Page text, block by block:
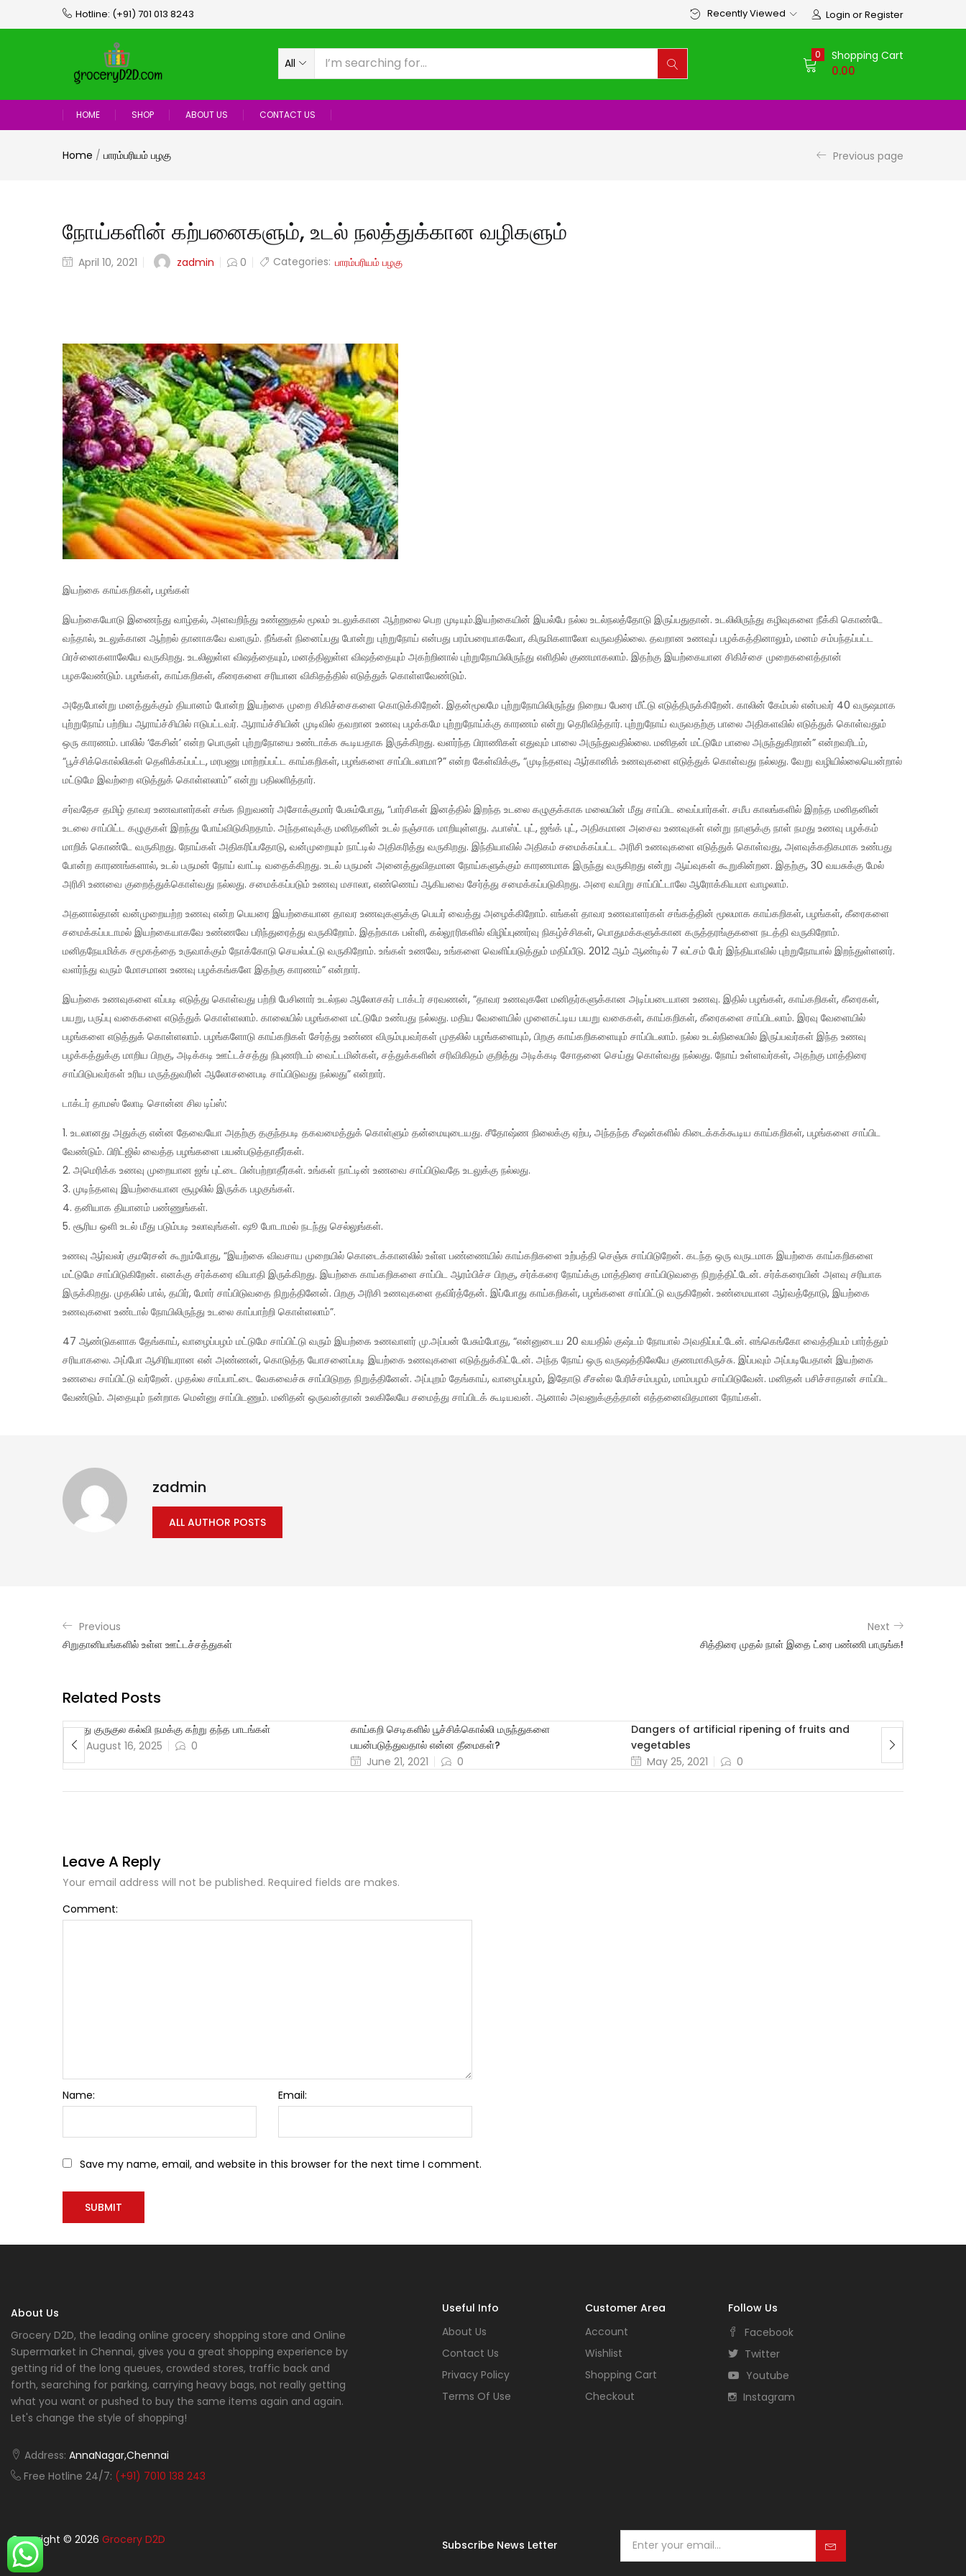
Hotline: (+91) 701 013 8243 Login or Register
Recently Viewed
All
0 Shopping Cart
0.00
HOME SHOP ABOUT US CONTACT US
Home / பாரம்பரியம் பழகு Previous page
நோய்களின் கற்பனைகளும், உடல் நலத்துக்கான வழிகளும்
April 10, 2021 zadmin 0 Categories: பாரம்பரியம் பழகு
இயற்கை காய்கறிகள், பழங்கள்
இயற்கையோடு இணைந்து வாழ்தல், அளவறிந்து உண்ணுதல் மூலம் உடலுக்கான ஆற்றலை பெற முடியும்.இயற்கையின் இயல்பே நல்ல உடல்நலத்தோடு இருப்பதுதான். உடலிலிருந்து கழிவுகளை நீக்கி கொண்டே
வந்தால், உடலுக்கான ஆற்றல் தானாகவே வளரும். நீங்கள் நினைப்பது போன்று புற்றுநோய் என்பது பரம்பரையாகவோ, கிருமிகளாலோ வருவதில்லை. தவறான உணவுப் பழக்கத்தினாலும், மனம் சம்பந்தப்பட்ட
பிரச்னைகளாலேயே வருகிறது. உடலிலுள்ள விஷத்தையும், மனத்திலுள்ள விஷத்தையும் அகற்றினால் புற்றுநோயிலிருந்து எளிதில் குணமாகலாம். இதற்கு இயற்கையான சிகிச்சை முறைகளைத்தான்
பழகவேண்டும். பழங்கள், காய்கறிகள், கீரைகளை சரியான விகிதத்தில் எடுத்துக் கொள்ளவேண்டும்.
அதேபோன்று மனத்துக்கும் தியானம் போன்ற இயற்கை முறை சிகிச்சைகளை கொடுக்கிறேன். இதன்மூலமே புற்றுநோயிலிருந்து நிறைய பேரை மீட்டு எடுத்திருக்கிறேன். காலின் கேம்பல் என்பவர் 40 வருஷமாக
புற்றுநோய் பற்றிய ஆராய்ச்சியில் ஈடுபட்டவர். ஆராய்ச்சியின் முடிவில் தவறான உணவு பழக்கமே புற்றுநோய்க்கு காரணம் என்று தெரிவித்தார். புற்றுநோய் வருவதற்கு பாலை அதிகளவில் எடுத்துக் கொள்வதும்
ஒரு காரணம். பாலில் ‘கேசின்’ என்ற பொருள் புற்றுநோயை உண்டாக்க கூடியதாக இருக்கிறது. வளர்ந்த பிராணிகள் எதுவும் பாலை அருந்துவதில்லை. மனிதன் மட்டுமே பாலை அருந்துகிறான்” என்றவரிடம்,
“பூச்சிக்கொல்லிகள் தெளிக்கப்பட்ட, மரபணு மாற்றப்பட்ட காய்கறிகள், பழங்களை சாப்பிடலாமா?” என்ற கேள்விக்கு, “முடிந்தளவு ஆர்கானிக் உணவுகளை எடுத்துக் கொள்வது நல்லது. வேறு வழியில்லையென்றால்
மட்டுமே இவற்றை எடுத்துக் கொள்ளலாம்” என்று பதிலளித்தார்.
சர்வதேச தமிழ் தாவர உணவாளர்கள் சங்க நிறுவனர் அசோக்குமார் பேசும்போது, “பார்சிகள் இனத்தில் இறந்த உடலை கழுகுக்காக மலையின் மீது சாப்பிட வைப்பார்கள். சமீப காலங்களில் இறந்த மனிதனின்
உடலை சாப்பிட்ட கழுகுகள் இறந்து போய்விடுகிறதாம். அந்தளவுக்கு மனிதனின் உடல் நஞ்சாக மாறியுள்ளது. ஃபாஸ்ட் புட், ஜங்க் புட், அதிகமான அசைவ உணவுகள் என்று நாளுக்கு நாள் நமது உணவு பழக்கம்
மாறிக் கொண்டே வருகிறது. நோய்கள் அதிகரிப்பதோடு, வன்முறையும் நாட்டில் அதிகரித்து வருகிறது. இந்தியாவில் அதிகம் சமைக்கப்பட்ட அரிசி உணவுகளை எடுத்துக் கொள்வது, அளவுக்கதிகமாக உண்பது
போன்ற காரணங்களால், உடல் பருமன் நோய் வாட்டி வதைக்கிறது. உடல் பருமன் அனைத்துவிதமான நோய்களுக்கும் காரணமாக இருந்து வருகிறது என்று ஆய்வுகள் கூறுகின்றன. இதற்கு, 30 வயசுக்கு மேல்
அரிசி உணவை குறைத்துக்கொள்வது நல்லது. சமைக்கப்படும் உணவு மசாலா, எண்ணெய் ஆகியவை சேர்த்து சமைக்கப்படுகிறது. அரை வயிறு சாப்பிட்டாலே ஆரோக்கியமா வாழலாம்.
அதனால்தான் வன்முறையற்ற உணவு என்ற பெயரை இயற்கையான தாவர உணவுகளுக்கு பெயர் வைத்து அழைக்கிறோம். எங்கள் தாவர உணவாளர்கள் சங்கத்தின் மூலமாக காய்கறிகள், பழங்கள், கீரைகளை
சமைக்கப்படாமல் இயற்கையாகவே உண்ணவே பரிந்துரைத்து வருகிறோம். இதற்காக பள்ளி, கல்லூரிகளில் விழிப்புணர்வு நிகழ்ச்சிகள், பொதுமக்களுக்கான கருத்தரங்குகளை நடத்தி வருகிறோம்.
மனிதநேயமிக்க சமூகத்தை உருவாக்கும் நோக்கோடு செயல்பட்டு வருகிறோம். உங்கள் உணவே, உங்களை வெளிப்படுத்தும் மதிப்பீடு. 2012 ஆம் ஆண்டில் 7 லட்சம் பேர் இந்தியாவில் புற்றுநோயால் இறந்துள்ளனர்.
வளர்ந்து வரும் மோசமான உணவு பழக்கங்களே இதற்கு காரணம்” என்றார்.
இயற்கை உணவுகளை எப்படி எடுத்து கொள்வது பற்றி பேசினார் உடல்நல ஆலோசகர் டாக்டர் சரவணன், “தாவர உணவுகளே மனிதர்களுக்கான அடிப்படையான உணவு. இதில் பழங்கள், காய்கறிகள், கீரைகள்,
பயறு, பருப்பு வகைகளை எடுத்துக் கொள்ளலாம். காலையில் பழங்களை மட்டுமே உண்பது நல்லது. மதிய வேளையில் முளைகட்டிய பயறு வகைகள், காய்கறிகள், கீரைகளை சாப்பிடலாம். இரவு வேளையில்
பழங்களை எடுத்துக் கொள்ளலாம். பழங்களோடு காய்கறிகள் சேர்த்து உண்ண விரும்புபவர்கள் முதலில் பழங்களையும், பிறகு காய்கறிகளையும் சாப்பிடலாம். நல்ல உடல்நிலையில் இருப்பவர்கள் இந்த உணவு
பழக்கத்துக்கு மாறிய பிறகு, அடிக்கடி ஊட்டச்சத்து நிபுணரிடம் வைட்டமின்கள், சத்துக்களின் சரிவிகிதம் குறித்து அடிக்கடி சோதனை செய்து கொள்வது நல்லது. நோய் உள்ளவர்கள், அதற்கு மாத்திரை
சாப்பிடுபவர்கள் உரிய மருத்துவரின் ஆலோசனைபடி சாப்பிடுவது நல்லது” என்றார்.
டாக்டர் தாமஸ் லோடி சொன்ன சில டிப்ஸ்:
1. உடலானது அதுக்கு என்ன தேவையோ அதற்கு தகுந்தபடி தகவமைத்துக் கொள்ளும் தன்மையுடையது. சீதோஷ்ண நிலைக்கு ஏற்ப, அந்தந்த சீஷன்களில் கிடைக்கக்கூடிய காய்கறிகள், பழங்களை சாப்பிட
வேண்டும். பிரிட்ஜில் வைத்த பழங்களை பயன்படுத்தாதீர்கள்.
2. அமெரிக்க உணவு முறையான ஜங் புட்டை பின்பற்றாதீர்கள். உங்கள் நாட்டின் உணவை சாப்பிடுவதே உடலுக்கு நல்லது.
3. முடிந்தளவு இயற்கையான சூழலில் இருக்க பழகுங்கள்.
4. தனியாக தியானம் பண்ணுங்கள்.
5. சூரிய ஒளி உடல் மீது படும்படி உலாவுங்கள். ஷூ போடாமல் நடந்து செல்லுங்கள்.
உணவு ஆர்வலர் குமரேசன் கூறும்போது, “இயற்கை விவசாய முறையில் கொடைக்கானலில் உள்ள பண்ணையில் காய்கறிகளை உற்பத்தி செஞ்சு சாப்பிடுறேன். கடந்த ஒரு வருடமாக இயற்கை காய்கறிகளை
மட்டுமே சாப்பிடுகிறேன். எனக்கு சர்க்கரை வியாதி இருக்கிறது. இயற்கை காய்கறிகளை சாப்பிட ஆரம்பிச்ச பிறகு, சர்க்கரை நோய்க்கு மாத்திரை சாப்பிடுவதை நிறுத்திட்டேன். சர்க்கரையின் அளவு சரியாக
இருக்கிறது. முதலில் பால், தயிர், மோர் சாப்பிடுவதை நிறுத்தினேன். பிறகு அரிசி உணவுகளை தவிர்த்தேன். இப்போது காய்கறிகள், பழங்களை சாப்பிட்டு வருகிறேன். உண்மையான ஆர்வத்தோடு, இயற்கை
உணவுகளை உண்டால் நோயிலிருந்து உடலை காப்பாற்றி கொள்ளலாம்”.
47 ஆண்டுகளாக தேங்காய், வாழைப்பழம் மட்டுமே சாப்பிட்டு வரும் இயற்கை உணவாளர் மு.அப்பன் பேசும்போது, “என்னுடைய 20 வயதில் குஷ்டம் நோயால் அவதிப்பட்டேன். எங்கெங்கோ வைத்தியம் பார்த்தும்
சரியாகலை. அப்போ ஆசிரியரான என் அண்ணன், கொடுத்த யோசனைப்படி இயற்கை உணவுகளை எடுத்துக்கிட்டேன். அந்த நோய் ஒரு வருஷத்திலேயே குணமாகிருச்சு. இப்பவும் அப்படியேதான் இயற்கை
உணவை சாப்பிட்டு வர்றேன். முதல்ல சாப்பாட்டை வேகவைச்சு சாப்பிடுறத நிறுத்தினேன். அப்புறம் தேங்காய், வாழைப்பழம், இதோடு சீசன்ல பேரிச்சம்பழம், மாம்பழம் சாப்பிடுவேன். மனிதன் பசிச்சாதான் சாப்பிட
வேண்டும். அதையும் நன்றாக மென்னு சாப்பிடணும். மனிதன் ஒருவன்தான் உலகிலேயே சமைத்து சாப்பிடக் கூடியவன். ஆனால் அவனுக்குத்தான் எத்தனைவிதமான நோய்கள்.
zadmin
ALL AUTHOR POSTS
Previous
சிறுதானியங்களில் உள்ள ஊட்டச்சத்துகள்
Next
சித்திரை முதல் நாள் இதை ட்ரை பண்ணி பாருங்க!
Related Posts
நமது குருகுல கல்வி நமக்கு கற்று தந்த பாடங்கள்
August 16, 2025
0
காய்கறி செடிகளில் பூச்சிக்கொல்லி மருந்துகளை
பயன்படுத்துவதால் என்ன தீமைகள்?
June 21, 2021
0
Dangers of artificial ripening of fruits and
vegetables
May 25, 2021
0
Leave A Reply
Your email address will not be published. Required fields are makes.
Comment:
Name: Email:
Save my name, email, and website in this browser for the next time I comment.
About Us
Grocery D2D, the leading online grocery shopping store and Online
Supermarket in Chennai, gives you a great shopping experience by
getting rid of the long queues, crowded stores, traffic back and
forth, searching for parking, carrying heavy bags, not really getting
what you want or pushed to buy the same items again and again.
Let's change the style of shopping!
Address: AnnaNagar,Chennai
Free Hotline 24/7: (+91) 7010 138 243
Useful Info
About Us
Contact Us
Privacy Policy
Terms Of Use
Customer Area
Account
Wishlist
Shopping Cart
Checkout
Follow Us
Facebook
Twitter
Youtube
Instagram
Copyright © 2026 Grocery D2D Subscribe News Letter